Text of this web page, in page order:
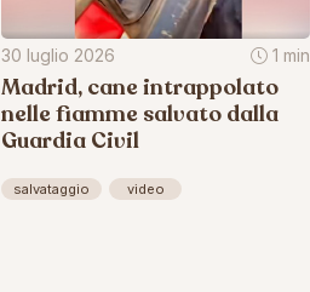
30 luglio 2026 1 min
Madrid, cane intrappolato
nelle fiamme salvato dalla
Guardia Civil
salvataggio video